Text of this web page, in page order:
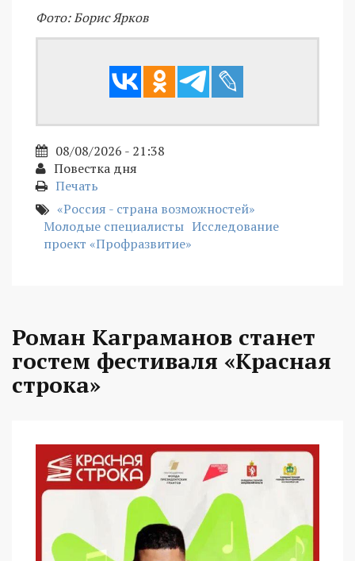
Фото: Борис Ярков
08/08/2026 - 21:38
Повестка дня
Печать
«Россия - страна возможностей»
Молодые специалисты Исследование
проект «Профразвитие»
Роман Каграманов станет
гостем фестиваля «Красная
строка»